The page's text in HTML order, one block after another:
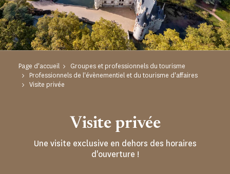
Page d'accueil
Groupes et professionnels du tourisme
Professionnels de l'évènementiel et du tourisme d'affaires
Visite privée
Visite privée
Une visite exclusive en dehors des horaires
d'ouverture !